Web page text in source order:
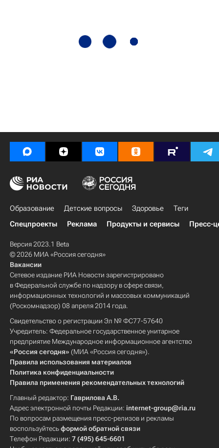
Образование Детские вопросы Здоровье
Теги
Спецпроекты
Реклама Продукты и сервисы Пресс-
Версия 2023.1 Beta
© 2026 МИА «Россия сегодня»
Вакансии
Сетевое издание РИА Новости зарегистрировано
в Федеральной службе по надзору в сфере связи,
информационных технологий и массовых коммуникаций
(Роскомнадзор) 08 апреля 2014 года.
Свидетельство о регистрации Эл № ФС77-57640
Учредитель: Федеральное государственное унитарное
предприятие Международное информационное агентство
«Россия сегодня» (МИА «Россия сегодня»).
Правила использования материалов
Политика конфиденциальности
Правила применения рекомендательных технологий
Главный редактор: Гаврилова А.В.
Адрес электронной почты Редакции: internet-group@ria.ru
По вопросам размещения пресс-релизов и рекламы
воспользуйтесьформой обратной связи
Телефон Редакции: 7 (495) 645-6601